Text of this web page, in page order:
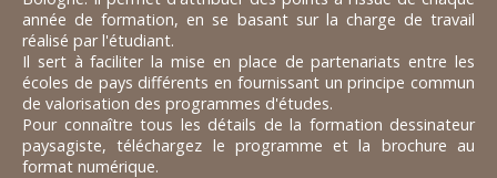
année de formation, en se basant sur la charge de travail
réalisé par l'étudiant.
Il sert à faciliter la mise en place de partenariats entre les
écoles de pays différents en fournissant un principe commun
de valorisation des programmes d'études.
Pour connaître tous les détails de la formation dessinateur
paysagiste, téléchargez le programme et la brochure au
format numérique.